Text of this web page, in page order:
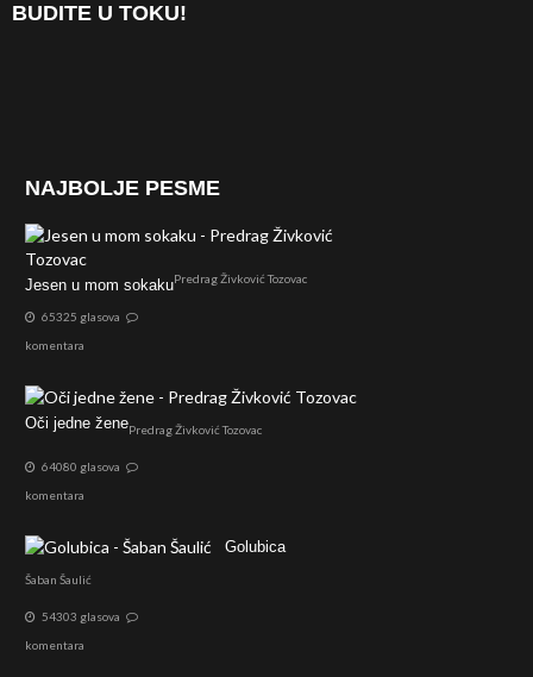
BUDITE U TOKU!
NAJBOLJE PESME
Jesen u mom sokakuPredrag Živković Tozovac
65325 glasova
komentara
Oči jedne ženePredrag Živković Tozovac
64080 glasova
komentara
Golubica
Šaban Šaulić
54303 glasova
komentara